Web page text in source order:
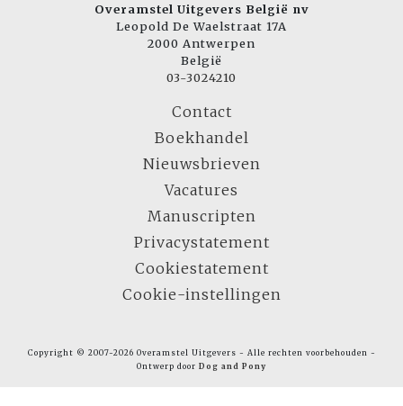
Overamstel Uitgevers België nv
Leopold De Waelstraat 17A
2000 Antwerpen
België
03-3024210
Contact
Boekhandel
Nieuwsbrieven
Vacatures
Manuscripten
Privacystatement
Cookiestatement
Cookie-instellingen
Copyright © 2007-2026 Overamstel Uitgevers - Alle rechten voorbehouden -
Ontwerp door Dog and Pony